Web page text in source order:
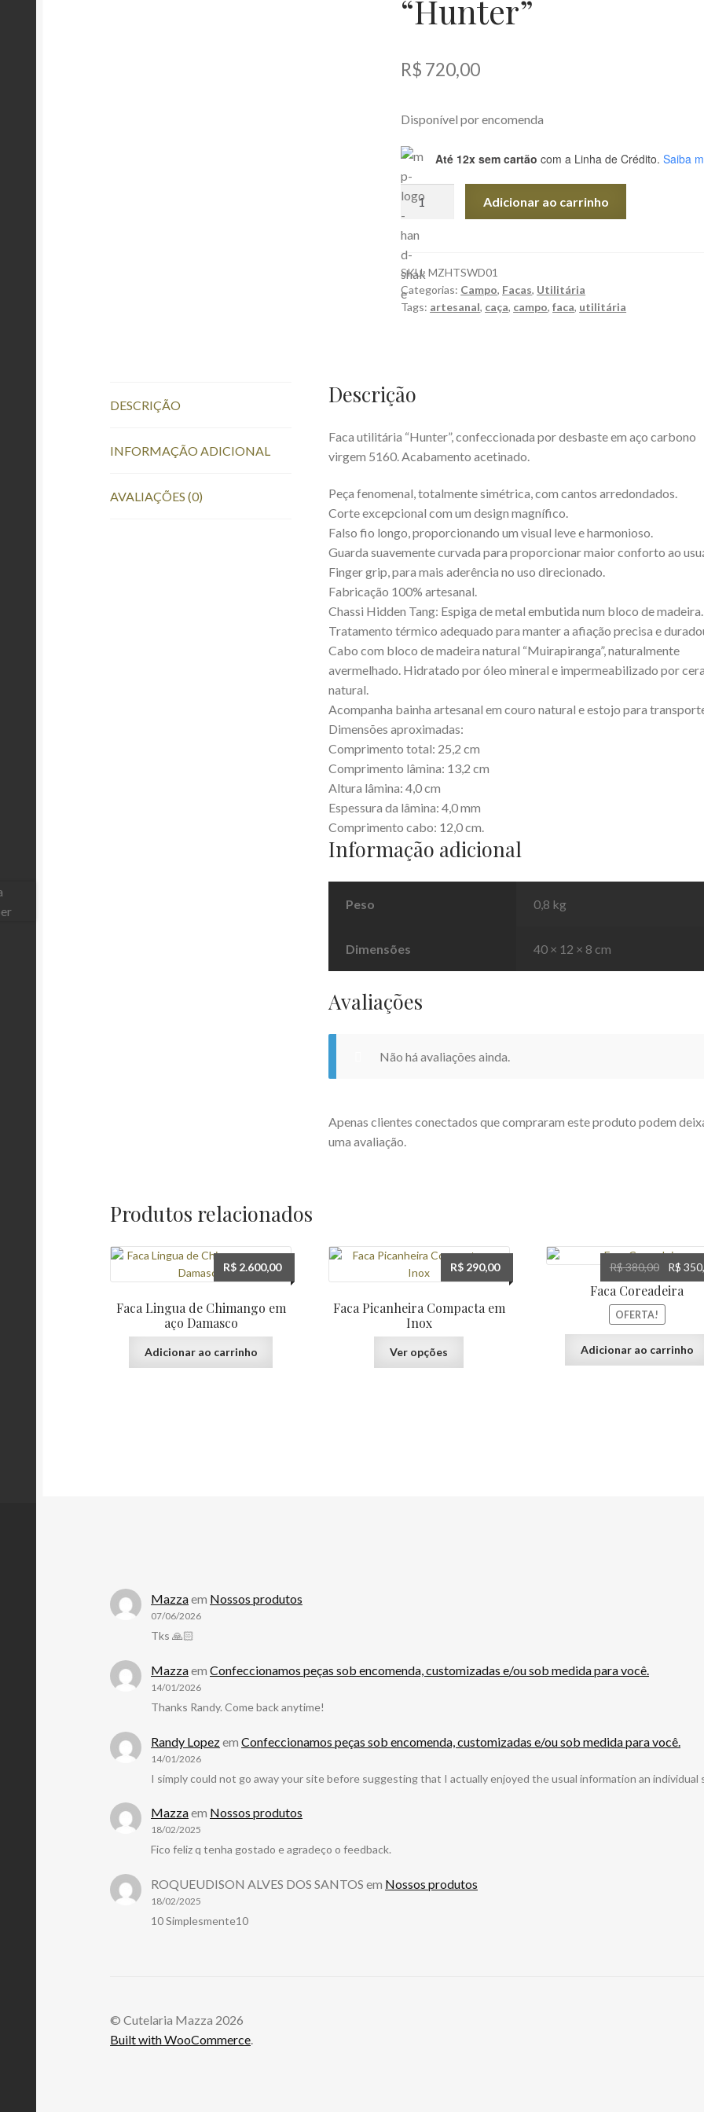
“Hunter”
R$ 720,00
Disponível por encomenda
Até 12x sem cartão com a Linha de Crédito. Saiba
Faca
Utilitária
"Hunter"
quantidade
Adicionar ao carrinho
SKU:MZHTSWD01
Categorias: Campo, Facas, Utilitária
Tags: artesanal, caça, campo,faca, utilitária
DESCRIÇÃO
INFORMAÇÃO ADICIONAL
AVALIAÇÕES (0)
Descrição
Faca utilitária “Hunter”, confeccionada por desbaste em aço carbono
virgem 5160. Acabamento acetinado.
Peça fenomenal, totalmente simétrica, com cantos arredondados.
Corte excepcional com um design magnífico.
Falso fio longo, proporcionando um visual leve e harmonioso.
Guarda suavemente curvada para proporcionar maior conforto ao
Finger grip, para mais aderência no uso direcionado.
Fabricação 100% artesanal.
Chassi Hidden Tang: Espiga de metal embutida num bloco de madeira.
Tratamento térmico adequado para manter a afiação precisa e
Cabo com bloco de madeira natural “Muirapiranga”, naturalmente
avermelhado. Hidratado por óleo mineral e impermeabilizado por
natural.
Acompanha bainha artesanal em couro natural e estojo para
Dimensões aproximadas:
Comprimento total: 25,2 cm
Comprimento lâmina: 13,2 cm
Altura lâmina: 4,0 cm
Espessura da lâmina: 4,0 mm
Comprimento cabo: 12,0 cm.
Informação adicional
Peso 0,8 kg
Dimensões 40 × 12 × 8 cm
Avaliações
Não há avaliações ainda.
Apenas clientes conectados que compraram este produto podem
uma avaliação.
Produtos relacionados
Faca Lingua de Chimango em
aço Damasco
R$ 2.600,00
Adicionar ao carrinho
Faca Picanheira Compacta em
Inox
R$290,00
Ver opções
Faca Coreadeira
OFERTA!
R$380,00
O
preço
R$
R$
Adicionar ao carrinho
Mazzaem Nossos produtos
07/06/2026
Tks 🙏🏻
MazzaemConfeccionamos peças sob encomenda, customizadas e/ou sob medida para você.
14/01/2026
Thanks Randy. Come back anytime!
Randy LopezemConfeccionamos peças sob encomenda, customizadas e/ou sob medida para você.
14/01/2026
I simply could not go away your site before suggesting that I actually enjoyed the usual information an individual
Mazzaem Nossos produtos
18/02/2025
Fico feliz q tenha gostado e agradeço o feedback.
ROQUEUDISON ALVES DOS SANTOS em Nossos produtos
18/02/2025
10 Simplesmente10
© Cutelaria Mazza 2026
Built with WooCommerce.